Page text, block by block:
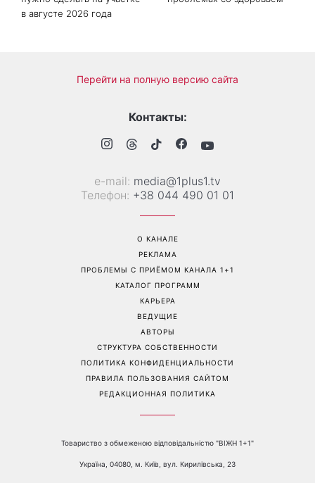
в августе 2026 года
Перейти на полную версию сайта
Контакты:
е-mail: media@1plus1.tv
Телефон: +38 044 490 01 01
О КАНАЛЕ
РЕКЛАМА
ПРОБЛЕМЫ С ПРИЁМОМ КАНАЛА 1+1
КАТАЛОГ ПРОГРАММ
КАРЬЕРА
ВЕДУЩИЕ
АВТОРЫ
СТРУКТУРА СОБСТВЕННОСТИ
ПОЛИТИКА КОНФИДЕНЦИАЛЬНОСТИ
ПРАВИЛА ПОЛЬЗОВАНИЯ САЙТОМ
РЕДАКЦИОННАЯ ПОЛИТИКА
Товариство з обмеженою відповідальністю "ВІЖН 1+1"
Україна, 04080, м. Київ, вул. Кирилівська, 23